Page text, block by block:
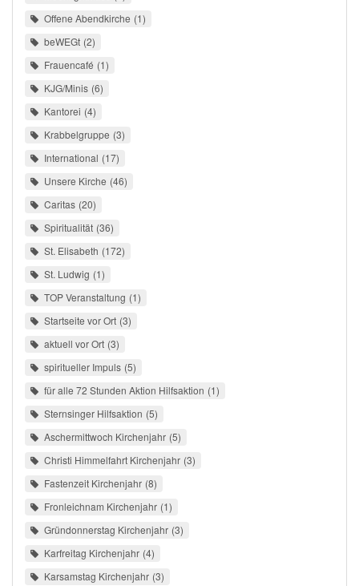
Offene Abendkirche 1
beWEGt 2
Frauencafé 1
KJG/Minis 6
Kantorei 4
Krabbelgruppe 3
International 17
Unsere Kirche 46
Caritas 20
Spiritualität 36
St. Elisabeth 172
St. Ludwig 1
TOP Veranstaltung 1
Startseite vor Ort 3
aktuell vor Ort 3
spiritueller Impuls 5
für alle 72 Stunden Aktion Hilfsaktion 1
Sternsinger Hilfsaktion 5
Aschermittwoch Kirchenjahr 5
Christi Himmelfahrt Kirchenjahr 3
Fastenzeit Kirchenjahr 8
Fronleichnam Kirchenjahr 1
Gründonnerstag Kirchenjahr 3
Karfreitag Kirchenjahr 4
Karsamstag Kirchenjahr 3